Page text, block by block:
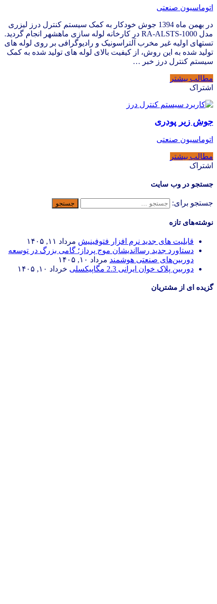
اتوماسیون صنعتی
در بهمن ماه 1394 جوش خودکار به کمک سیستم کنترل درز لیزری
مدل RA-ALSTS-1000 در کارخانه لوله سازی ماهشهر انجام گردید.
تستهای اولیه غیر مخرب آلتراسونیک و رادیوگرافی بر روی لوله های
تولید شده به این روش، از کیفیت بالای لوله های تولید شده به کمک
سیستم کنترل درز خبر …
مطالب بیشتر
اشتراک
جوش زیر پودری
اتوماسیون صنعتی
مطالب بیشتر
اشتراک
جستجو در وب سایت
جستجو برای:
نوشته‌های تازه
قابلیت های جدید نرم افزار فتوفینیش مرداد ۱۱, ۱۴۰۵
دستاورد جدید رسااندیشان موج پرداز؛ گامی بزرگ در توسعه
دوربین‌های صنعتی هوشمند مرداد ۱۰, ۱۴۰۵
دوربین پلاک خوان ایرانی 2.3 مگاپیکسلی
خرداد ۱۰, ۱۴۰۵
گزیده ای از مشتریان